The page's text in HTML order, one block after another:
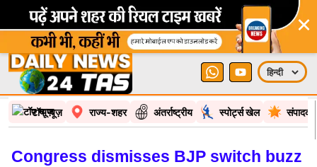
×
टॉप न्यूज़ राज्य-शहर अंतर्राष्ट्रीय स्पोर्ट्स खेल
Congress dismisses BJP switch buzz